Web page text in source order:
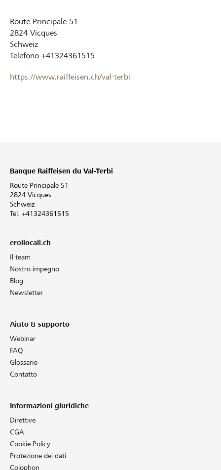
Route Principale 51
2824 Vicques
Schweiz
Telefono +41324361515
https://www.raiffeisen.ch/val-terbi
Banque Raiffeisen du Val-Terbi
Route Principale 51
2824 Vicques
Schweiz
Tel. +41324361515
eroilocali.ch
Il team
Nostro impegno
Blog
Newsletter
Aiuto & supporto
Webinar
FAQ
Glossario
Contatto
Informazioni giuridiche
Direttive
CGA
Cookie Policy
Protezione dei dati
Colophon